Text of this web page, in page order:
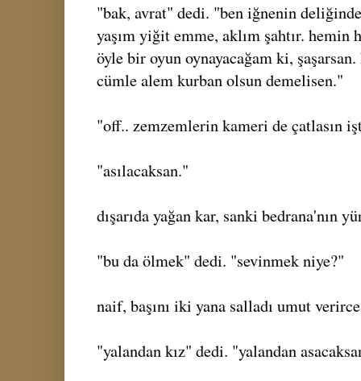
"bak, avrat" dedi. "ben iğnenin
yaşım yiğit emme, aklım şahtır. hemin
öyle bir oyun oynayacağam ki,
cümle alem kurban olsun demelisen."
"off.. zemzemlerin kameri de çatlasın
"asılacaksan."
dışarıda yağan kar, sanki bedrana'nın
"bu da ölmek" dedi. "sevinmek niye?"
naif, başını iki yana salladı umut
"yalandan kız" dedi. "yalandan